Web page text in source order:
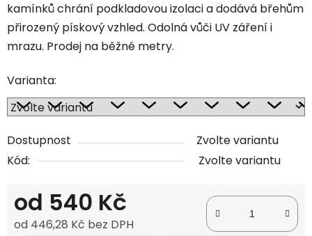
kamínků chrání podkladovou izolaci a dodává břehům
přirozený pískový vzhled. Odolná vůči UV záření i
mrazu. Prodej na běžné metry.
Varianta:
Dostupnost
Zvolte variantu
Kód:
Zvolte variantu
od 540 Kč
od 446,28 Kč bez DPH